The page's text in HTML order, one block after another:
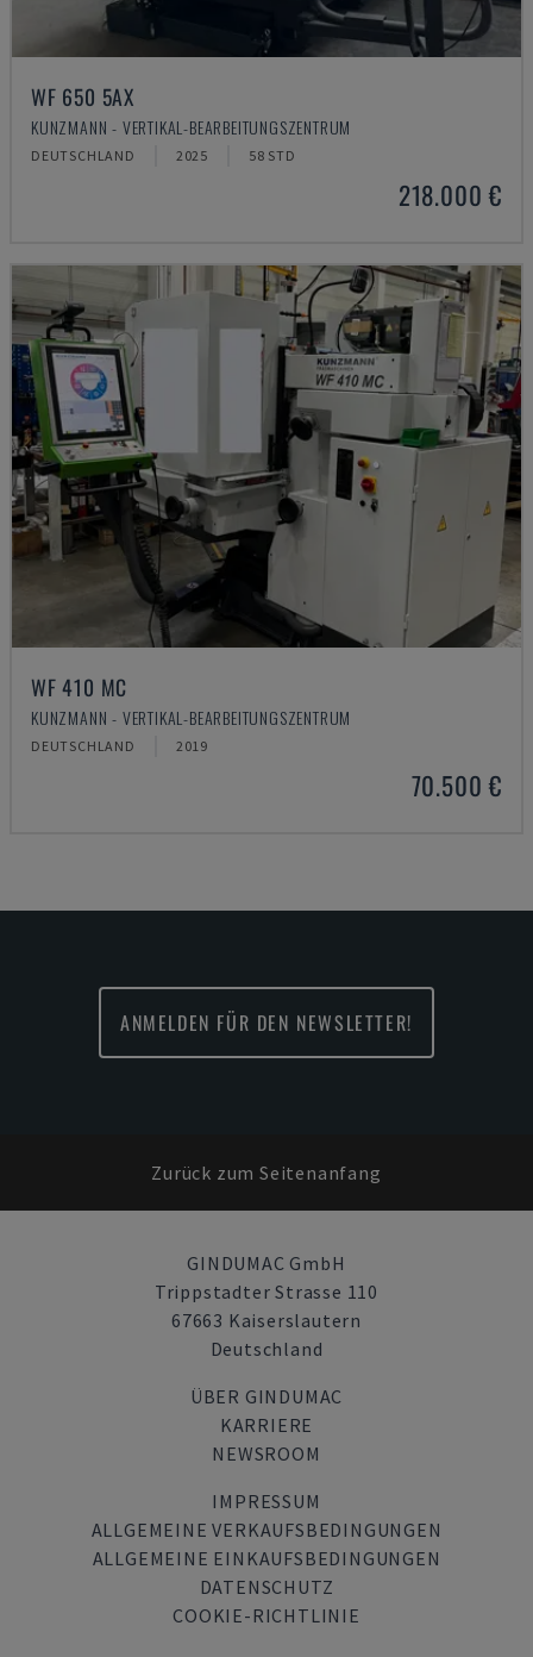
WF 650 5AX
KUNZMANN - VERTIKAL-BEARBEITUNGSZENTRUM
DEUTSCHLAND 2025 58 STD
218.000 €
WF 410 MC
KUNZMANN - VERTIKAL-BEARBEITUNGSZENTRUM
DEUTSCHLAND 2019
70.500 €
ANMELDEN FÜR DEN NEWSLETTER!
Zurück zum Seitenanfang
GINDUMAC GmbH
Trippstadter Strasse 110
67663 Kaiserslautern
Deutschland
ÜBER GINDUMAC
KARRIERE
NEWSROOM
IMPRESSUM
ALLGEMEINE VERKAUFSBEDINGUNGEN
ALLGEMEINE EINKAUFSBEDINGUNGEN
DATENSCHUTZ
COOKIE-RICHTLINIE